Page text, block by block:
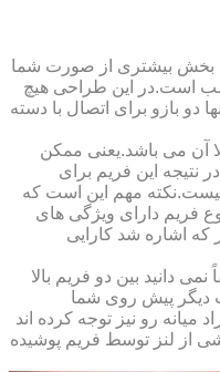
بخش بیشتری از صورت شما
است.در این طراحی هیچ
دو بازو برای اتصال با دسته
آن می باشد.یعنی ممکن
نتیجه این فریم برای
نیست.نکته مهم این است که
فریم دارای ویژگی های
اشاره شد کارایی
دانید بین دو فریم بالا
دیگر پیش روی شما
رو نیز توجه کرده اند
از لنز توسط فریم پوشیده